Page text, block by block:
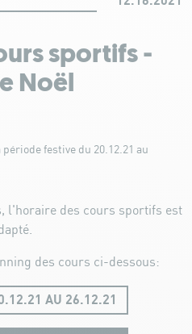
sportifs -
Noël
festive du 20.12.21 au
l'horaire des cours sportifs est
des cours ci-dessous:
AU 26.12.21